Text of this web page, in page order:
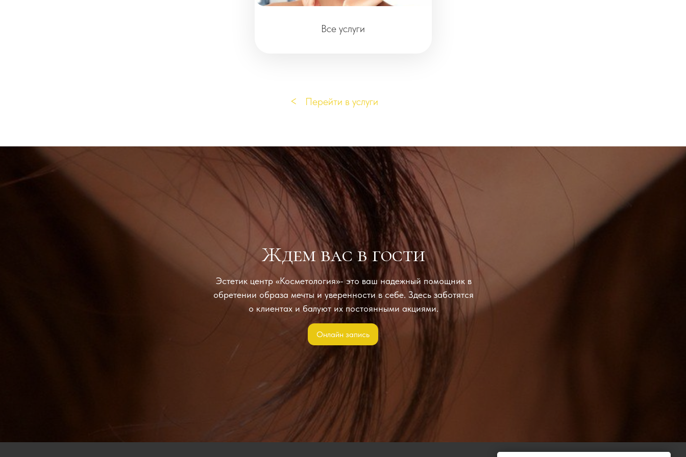
Все услуги
< Перейти в услуги
Ждем вас в гости
Эстетик центр «Косметология»- это ваш надежный помощник в
обретении образа мечты и уверенности в себе. Здесь заботятся
о клиентах и балуют их постоянными акциями.
Онлайн запись